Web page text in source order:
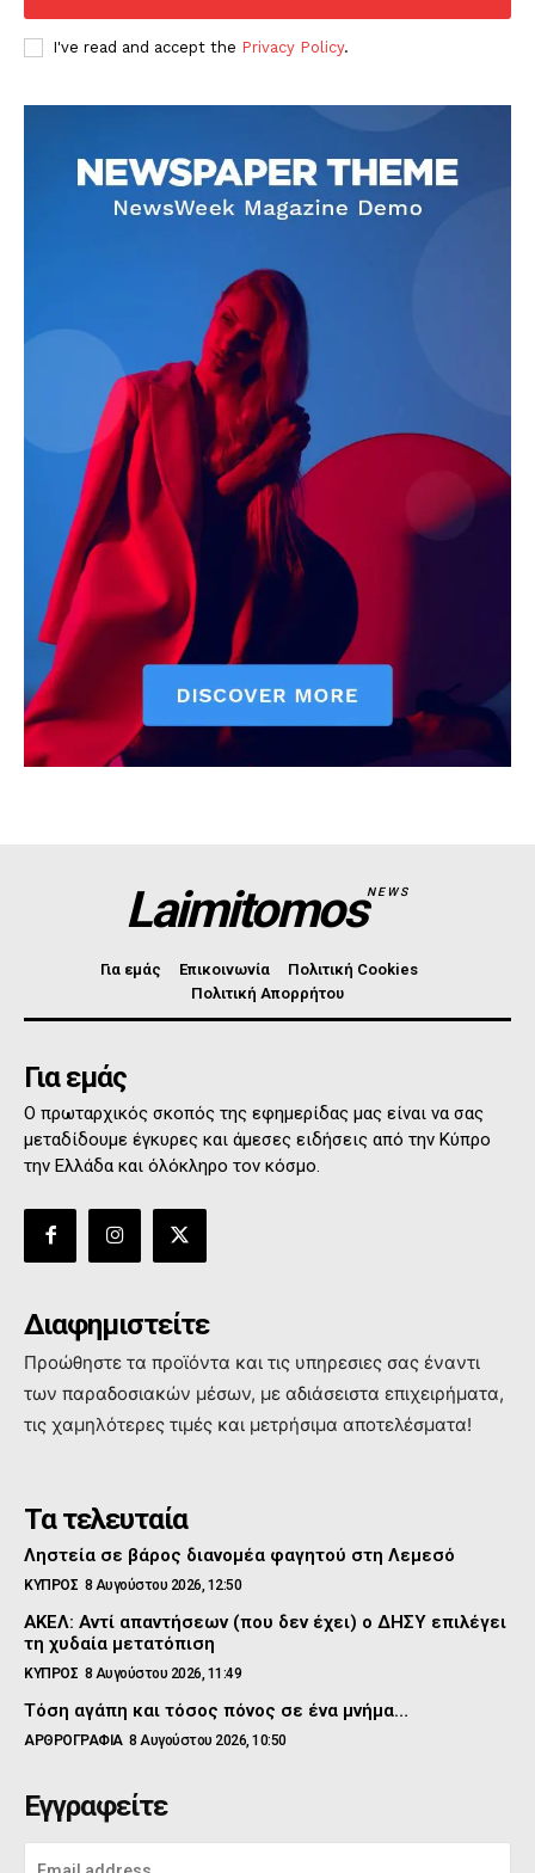
I've read and accept the Privacy Policy.
LaimitomosNEWS
Για εμάς Επικοινωνία
Πολιτική Cookies
Πολιτική Απορρήτου
Για εμάς
Ο πρωταρχικός σκοπός της εφημερίδας μας είναι να σας
μεταδίδουμε έγκυρες και άμεσες ειδήσεις από την Κύπρο
την Ελλάδα και όλόκληρο τον κόσμο.
Διαφημιστείτε
Προώθηστε τα προϊόντα και τις υπηρεσιες σας έναντι
των παραδοσιακών μέσων, με αδιάσειστα επιχειρήματα,
τις χαμηλότερες τιμές και μετρήσιμα αποτελέσματα!
Τα τελευταία
Ληστεία σε βάρος διανομέα φαγητού στη Λεμεσό
ΚΥΠΡΟΣ 8 Αυγούστου 2026, 12:50
ΑΚΕΛ: Αντί απαντήσεων (που δεν έχει) ο ΔΗΣΥ επιλέγει
τη χυδαία μετατόπιση
ΚΥΠΡΟΣ 8 Αυγούστου 2026, 11:49
Τόση αγάπη και τόσος πόνος σε ένα μνήμα…
ΑΡΘΡΟΓΡΑΦΙΑ 8 Αυγούστου 2026, 10:50
Εγγραφείτε